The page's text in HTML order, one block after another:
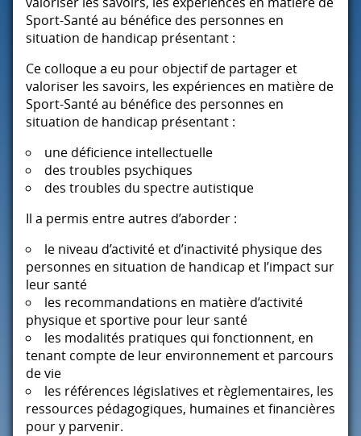
Sport-Santé au bénéfice des personnes en
situation de handicap présentant :
Ce colloque a eu pour objectif de partager et
valoriser les savoirs, les expériences en matière de
Sport-Santé au bénéfice des personnes en
situation de handicap présentant :
une déficience intellectuelle
des troubles psychiques
des troubles du spectre autistique
Il a permis entre autres d’aborder :
le niveau d’activité et d’inactivité physique des
personnes en situation de handicap et l’impact sur
leur santé
les recommandations en matière d’activité
physique et sportive pour leur santé
les modalités pratiques qui fonctionnent, en
tenant compte de leur environnement et parcours
de vie
les références législatives et règlementaires, les
ressources pédagogiques, humaines et financières
pour y parvenir.